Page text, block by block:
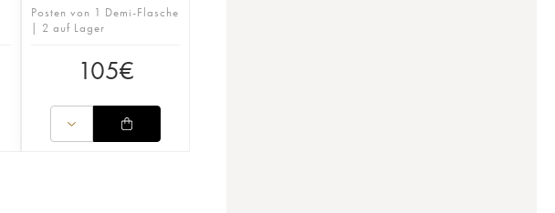
Posten von 1 Demi-Flasche
| 2 auf Lager
105€